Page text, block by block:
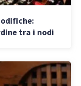
tra i nodi